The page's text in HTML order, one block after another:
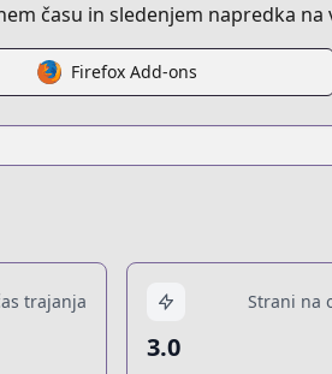
času in sledenjem napredka
Firefox Add-ons
trajanja Strani na
3.0